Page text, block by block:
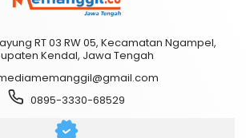
RT 03 RW 05, Kecamatan Ngampel,
Kendal, Jawa Tengah
0895-3330-68529